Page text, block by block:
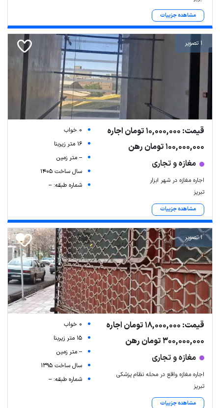
مشاهده جزییات
1 تصویر
قیمت: 10,000,000 تومان اجاره
100,000,000 تومان رهن
مغازه و تجاری
اجاره مغازه در شهر ابزار
تبریز
مشاهده جزییات
0 خواب
16 متر زیربنا
-- متر زمین
سال ساخت 1405
شماره طبقه: --
1 تصویر
قیمت: 18,000,000 تومان اجاره
300,000,000 تومان رهن
مغازه و تجاری
اجاره مغازه واقع در محله نظام پزشکی
تبریز
مشاهده جزییات
0 خواب
15 متر زیربنا
-- متر زمین
سال ساخت 1395
شماره طبقه: --